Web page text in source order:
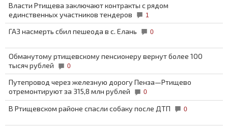
Власти Ртищева заключают контракты с рядом
единственных участников тендеров
1
ГАЗ насмерть сбил пешеода в с. Елань 0
Обманутому ртищевскому пенсионеру вернут более 100
тысяч рублей
0
Путепровод через железную дорогу Пенза—Ртищево
отремонтируют за 315,8 млн рублей
0
В Ртищевском районе спасли собаку после ДТП 0